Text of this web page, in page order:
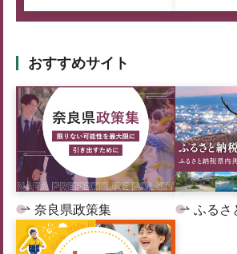
おすすめサイト
奈良県政策集 ふるさ